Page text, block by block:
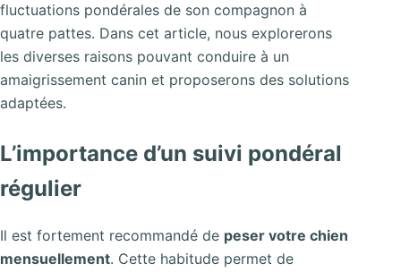
fluctuations pondérales de son compagnon à
quatre pattes. Dans cet article, nous explorerons
les diverses raisons pouvant conduire à un
amaigrissement canin et proposerons des solutions
adaptées.
L’importance d’un suivi pondéral
régulier
Il est fortement recommandé de peser votre chien
mensuellement. Cette habitude permet de